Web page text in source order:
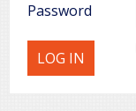
Password